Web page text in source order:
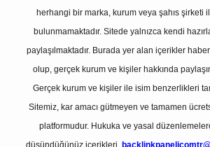
herhangi bir marka, kurum veya şahıs şirketi
bulunmamaktadır. Sitede yalnızca kendi
paylaşılmaktadır. Burada yer alan içerikler
olup, gerçek kurum ve kişiler hakkında
Gerçek kurum ve kişiler ile isim benzerlikleri
Sitemiz, kar amacı gütmeyen ve tamamen
platformudur. Hukuka ve yasal
düşündüğünüz içerikleri,